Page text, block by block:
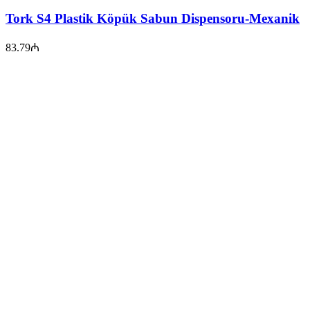
Tork S4 Plastik Köpük Sabun Dispensoru-Mexanik
83.79₼